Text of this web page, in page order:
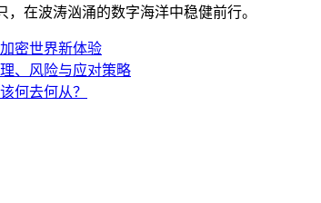
在波涛汹涌的数字海洋中稳健前行。
密世界新体验
、风险与应对策略
何去何从？